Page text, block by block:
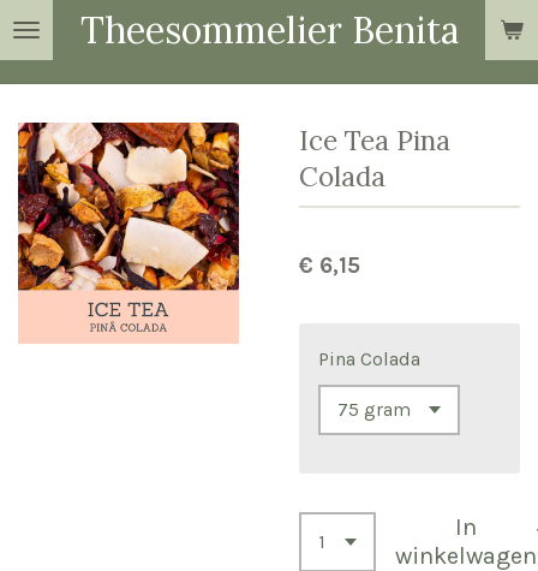
Ga
direct
de
hoofdinhoud
Theesommelier Benita
Ice Tea Pina
Colada
€ 6,15
Pina Colada
In
winkelwagen